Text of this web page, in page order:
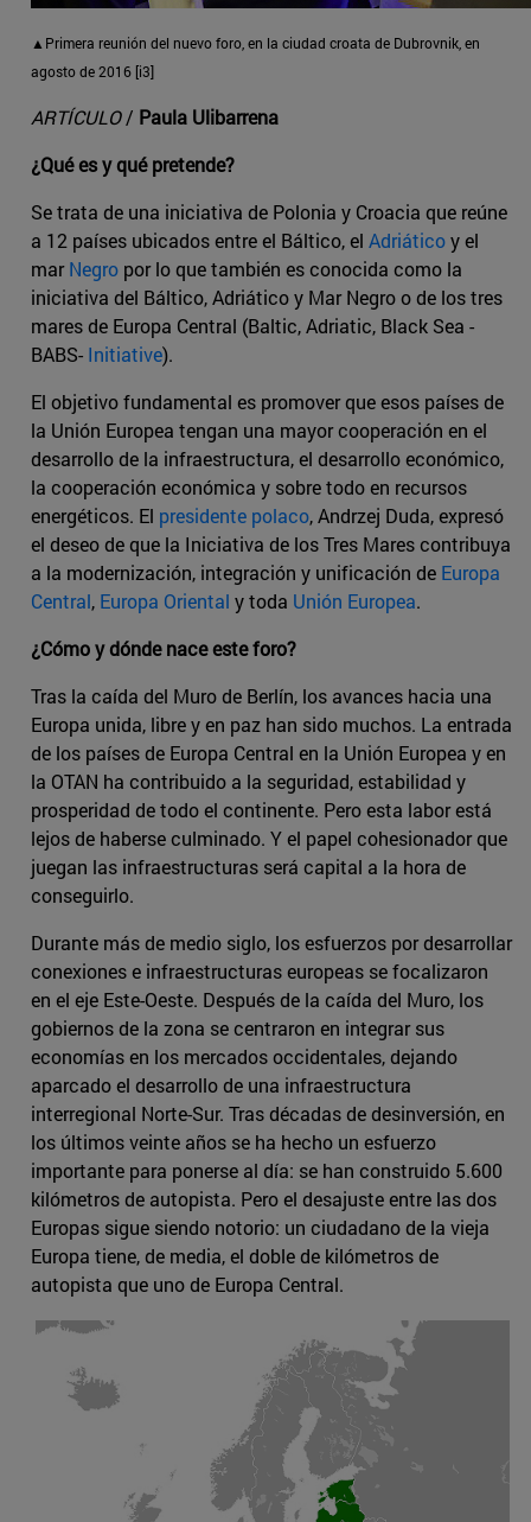
▲Primera reunión del nuevo foro, en la ciudad croata de Dubrovnik, en
agosto de 2016 [i3]
ARTÍCULO/ Paula Ulibarrena
¿Qué es y qué pretende?
Se trata de una iniciativa de Polonia y Croacia que reúne
a 12 países ubicados entre el Báltico, el Adriáticoy el
marNegro por lo que también es conocida como la
iniciativa del Báltico, Adriático y Mar Negro o de los tres
mares de Europa Central (Baltic, Adriatic, Black Sea -
BABS- Initiative).
El objetivo fundamental es promover que esos países de
la Unión Europea tengan una mayor cooperación en el
desarrollo de la infraestructura, el desarrollo económico,
la cooperación económica y sobre todo en recursos
energéticos. El presidente polaco, Andrzej Duda, expresó
el deseo de que la Iniciativa de los Tres Mares contribuya
a la modernización, integración y unificación de Europa
Central, Europa Oriental y toda Unión Europea.
¿Cómo y dónde nace este foro?
Tras la caída del Muro de Berlín, los avances hacia una
Europa unida, libre y en paz han sido muchos. La entrada
de los países de Europa Central en la Unión Europea y en
la OTAN ha contribuido a la seguridad, estabilidad y
prosperidad de todo el continente. Pero esta labor está
lejos de haberse culminado. Y el papel cohesionador que
juegan las infraestructuras será capital a la hora de
conseguirlo.
Durante más de medio siglo, los esfuerzos por desarrollar
conexiones e infraestructuras europeas se focalizaron
en el eje Este-Oeste. Después de la caída del Muro, los
gobiernos de la zona se centraron en integrar sus
economías en los mercados occidentales, dejando
aparcado el desarrollo de una infraestructura
interregional Norte-Sur. Tras décadas de desinversión, en
los últimos veinte años se ha hecho un esfuerzo
importante para ponerse al día: se han construido 5.600
kilómetros de autopista. Pero el desajuste entre las dos
Europas sigue siendo notorio: un ciudadano de la vieja
Europa tiene, de media, el doble de kilómetros de
autopista que uno de Europa Central.